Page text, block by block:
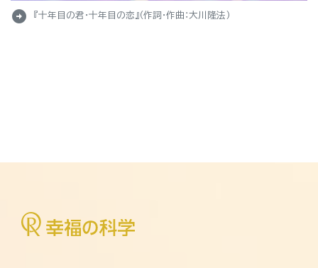
arrow_circle_right 『十年目の君・十年目の恋』（作詞・作曲：大川隆法）